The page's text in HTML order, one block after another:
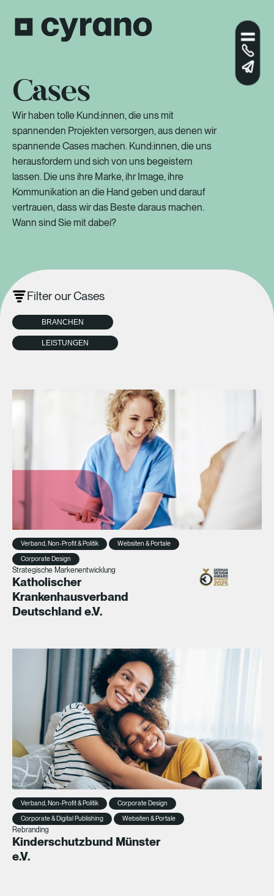
Cases
Wir haben tolle Kund:innen, die uns mit
spannenden Projekten versorgen, aus denen wir
spannende Cases machen. Kund:innen, die uns
herausfordern und sich von uns begeistern
lassen. Die uns ihre Marke, ihr Image, ihre
Kommunikation an die Hand geben und darauf
vertrauen, dass wir das Beste daraus machen.
Wann sind Sie mit dabei?
Filter our Cases
BRANCHEN
LEISTUNGEN
Verband, Non-Profit & Politik
Websiten & Portale
Corporate Design
Strategische Markenentwicklung
Katholischer
Krankenhausverband
Deutschland e.V.
Verband, Non-Profit & Politik
Corporate Design
Corporate & Digital Publishing
Websiten & Portale
Rebranding
Kinderschutzbund Münster
e.V.